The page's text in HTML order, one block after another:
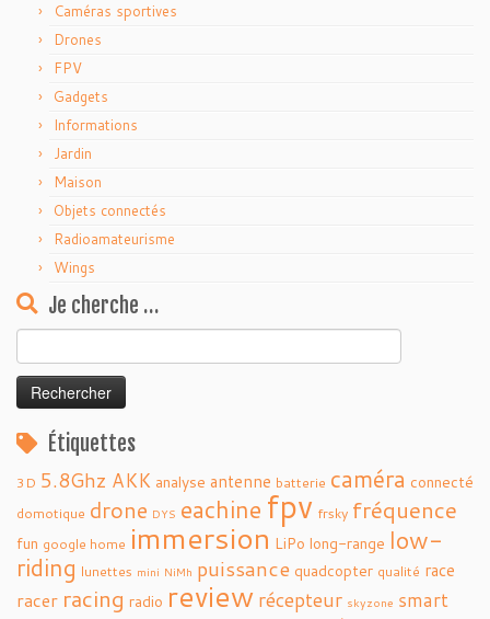
Caméras sportives
Drones
FPV
Gadgets
Informations
Jardin
Maison
Objets connectés
Radioamateurisme
Wings
Je cherche …
Étiquettes
3D 5.8Ghz AKK analyse antenne batterie caméra connecté
domotique drone DYS eachine fpv frsky fréquence
fun google home immersion LiPo long-range low-
riding lunettes mini NiMh puissance quadcopter qualité race
racer racing radio reviewrécepteur skyzone smart